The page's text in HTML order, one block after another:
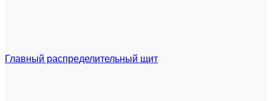
Главный распределительный щит